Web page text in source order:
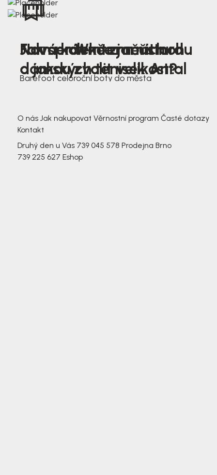
Nová kolekce jarních
dámských tenisek Antal
Jak správně změřit nohu
a jakou zvolit velikost?
Farmer Winter mustard
Barefoot celoroční boty do města
O nás Jak nakupovat Věrnostní program Časté dotazy
Kontakt
Druhý den u Vás 739 045 578 Prodejna Brno
739 225 627 Eshop